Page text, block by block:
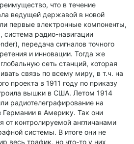
что в течение
ведущей державой в новой
первые электронные компоненты,
система радио-навигации
передача сигналов точного
и инновации. Тогда же
сеть станций, которая
связь по всему миру, в т.ч. на
проекта в 1911 году по приказу
вышки в США. Летом 1914
радиотелеграфирование на
Германии в Америку. Так они
от контролируемой англичанами
системы. В итоге они не
весь трафик, но что-то у них